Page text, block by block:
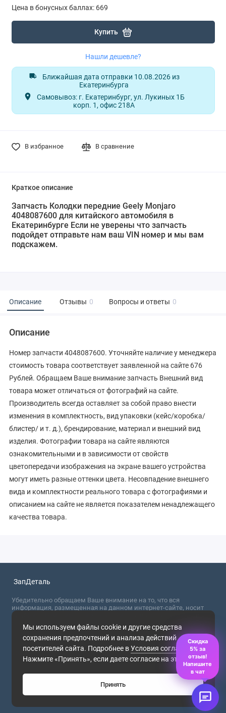
Цена в бонусных баллах: 669
Купить
Нашли дешевле?
Ближайшая дата отправки 10.08.2026 из
Екатеринбурга
Самовывоз: г. Екатеринбург, ул. Лукиных 1Б
корп. 1, офис 218А
В избранное В сравнение
Краткое описание
Запчасть Колодки передние Geely Monjaro
4048087600 для китайского автомобиля в
Екатеринбурге Если не уверены что запчасть
подойдет отправьте нам ваш VIN номер и мы вам
подскажем.
Описание Отзывы 0 Вопросы и ответы 0
Описание
Номер запчасти 4048087600. Уточняйте наличие у менеджера
стоимость товара соответствует заявленной на сайте 676
Рублей. Обращаем Ваше внимание запчасть Внешний вид
товара может отличаться от фотографий на сайте.
Производитель всегда оставляет за собой право внести
изменения в комплектность, вид упаковки (кейс/коробка/
блистер/ и т. д.), брендирование, материал и внешний вид
изделия. Фотографии товара на сайте являются
ознакомительными и в зависимости от свойств
цветопередачи изображения на экране вашего устройства
могут иметь разные оттенки цвета. Несовпадение внешнего
вида и комплектности реального товара с фотографиями и
описанием на сайте не является показателем ненадлежащего
качества товара.
Мы используем файлы cookie и другие средства
сохранения предпочтений и анализа действий
посетителей сайта. Подробнее вУсловия соглашения.
Нажмите «Принять», если даете согласие на это.
Принять
ЗапДеталь
Убедительно обращаем Ваше внимание на то, что вся
информация, размещенная на данном интернет-сайте, носит
сугубо информационный характер и не являются публичной
офертой, определяемой положениями Статьи 437 (2) ГК РФ. Для
получения точной информации о стоимости товаров,
пожалуйста, обращайтесь в ближайший офис продаж.
2026
Скидка
5% за
отзыв!
Напишите
в чат